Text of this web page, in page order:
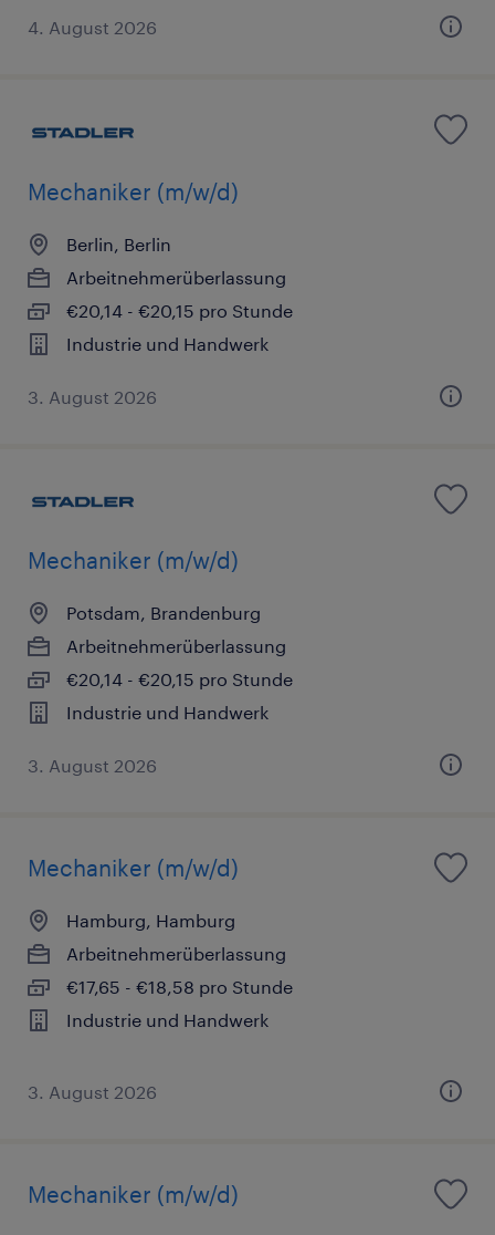
4. August 2026
Mechaniker (m/w/d)
Berlin, Berlin
Arbeitnehmerüberlassung
€20,14 - €20,15 pro Stunde
Industrie und Handwerk
3. August 2026
Mechaniker (m/w/d)
Potsdam, Brandenburg
Arbeitnehmerüberlassung
€20,14 - €20,15 pro Stunde
Industrie und Handwerk
3. August 2026
Mechaniker (m/w/d)
Hamburg, Hamburg
Arbeitnehmerüberlassung
€17,65 - €18,58 pro Stunde
Industrie und Handwerk
3. August 2026
Mechaniker (m/w/d)